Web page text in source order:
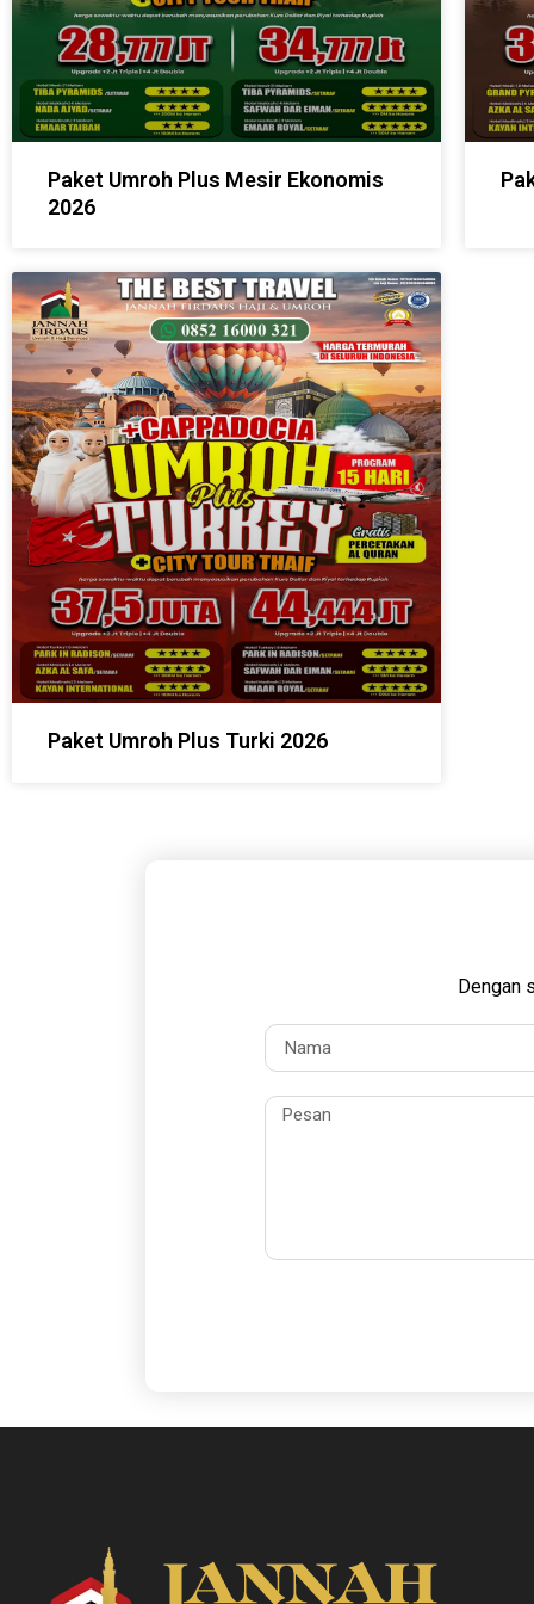
Paket Umroh Plus Mesir Ekonomis
2026
Paket Umroh Plus Turki 2026
Dengan